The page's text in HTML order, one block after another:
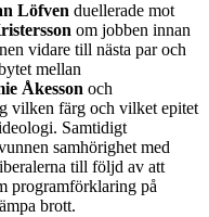
Löfven duellerade mot
om jobben innan
vidare till nästa par och
mellan
Åkesson och
vilken färg och vilket epitet
Samtidigt
samhörighet med
till följd av att
programförklaring på
brott.